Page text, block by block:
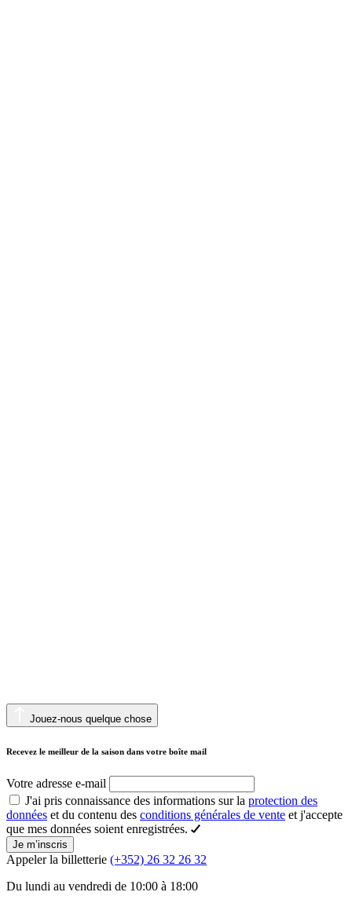
Jouez-nous quelque chose
Recevez le meilleur de la saison dans votre boîte mail
Votre adresse e-mail
J'ai pris connaissance des informations sur la protection des
données et du contenu des conditions générales de vente et j'accepte
que mes données soient enregistrées.
Je m’inscris
Appeler la billetterie (+352) 26 32 26 32
Du lundi au vendredi de 10:00 à 18:00